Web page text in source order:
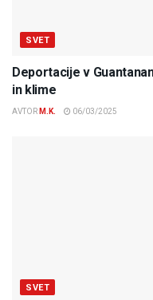
SVET
Deportacije v
in klime
AVTOR M.K. 06/03/2025
SVET